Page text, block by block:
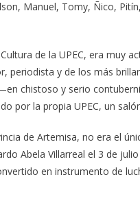
Manuel, Tomy, Ñico,
de la UPEC, era muy
periodista y de los más
chistoso y serio
por la propia UPEC, un
de Artemisa, no era el
Abela Villarreal el 3 de
en instrumento de